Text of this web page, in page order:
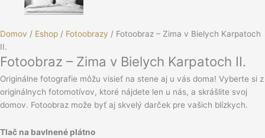
Domov / Eshop / Fotoobrazy / Fotoobraz – Zima v Bielych Karpatoch
II.
Fotoobraz – Zima v Bielych Karpatoch II.
Originálne fotografie môžu visieť na stene aj u vás doma! Vyberte si z
originálnych fotomotívov, ktoré nájdete len u nás, a skrášlite svoj
domov. Fotoobraz može byť aj skvelý darček pre vašich blízkych.
Tlač na bavlnené plátno